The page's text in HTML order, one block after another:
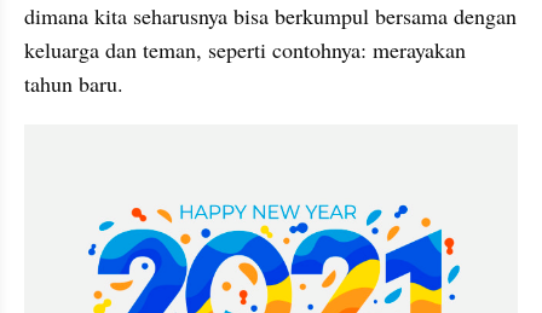
dimana kita seharusnya bisa berkumpul bersama dengan
keluarga dan teman, seperti contohnya: merayakan
tahun baru.